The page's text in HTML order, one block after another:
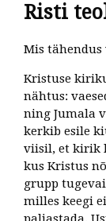
Risti
Mis
Kristuse
nähtus:
ning Jumala
kerkib esile
viisil, et kirik
kus Kristus
grupp
milles keegi